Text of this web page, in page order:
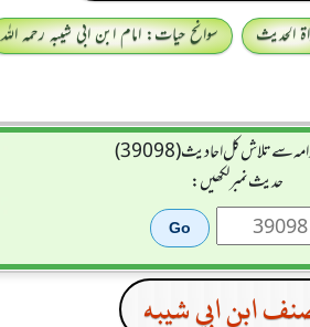
الحدیث
سوانح حیات: امام ابن ابی شیبہ رحمہ اللہ
سے تلاش کل احادیث (39098)
حدیث نمبر لکھیں:
ابن ابي شيبه